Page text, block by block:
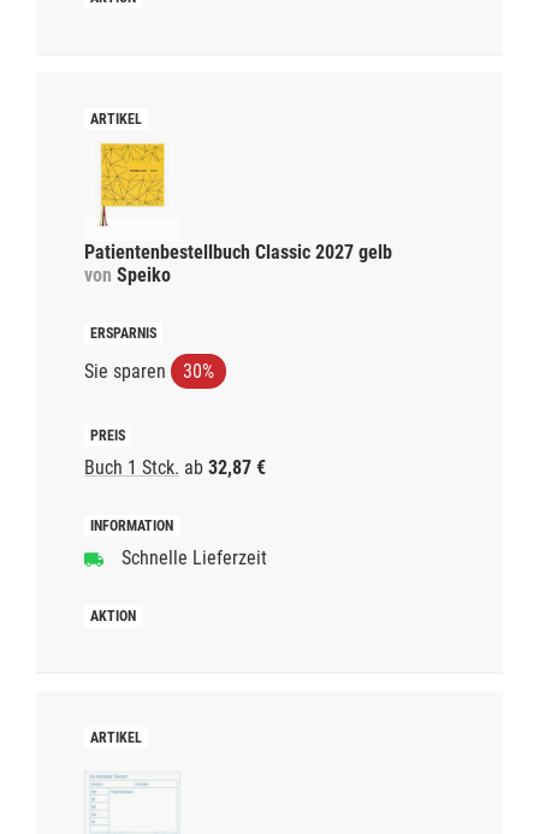
Patientenbestellbuch Classic 2027 gelb
von Speiko
Sie sparen 30%
Buch 1 Stck. ab 32,87 €
Schnelle Lieferzeit